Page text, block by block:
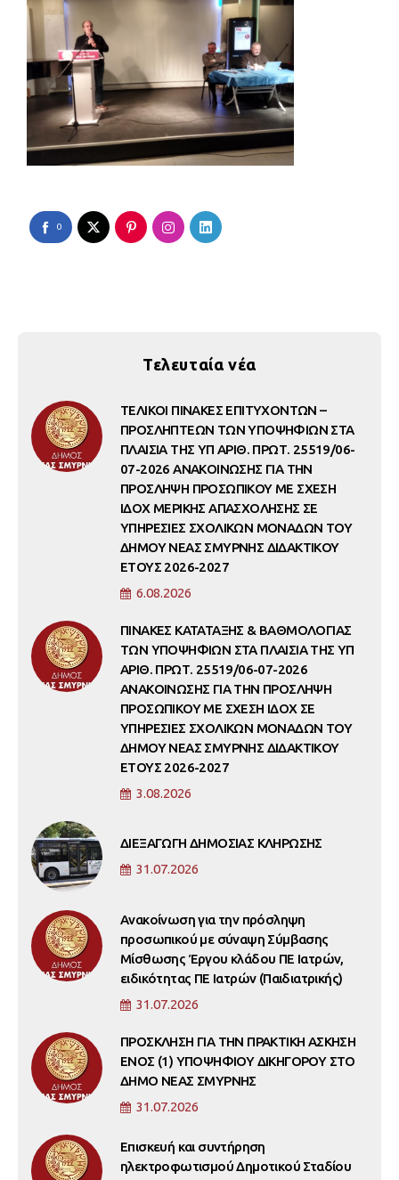
0
Τελευταία νέα
ΤΕΛΙΚΟΙ ΠΙΝΑΚΕΣ ΕΠΙΤΥΧΟΝΤΩΝ –
ΠΡΟΣΛΗΠΤΕΩΝ ΤΩΝ ΥΠΟΨΗΦΙΩΝ ΣΤΑ
ΠΛΑΙΣΙΑ ΤΗΣ ΥΠ ΑΡΙΘ. ΠΡΩΤ. 25519/06-
07-2026 ΑΝΑΚΟΙΝΩΣΗΣ ΓΙΑ ΤΗΝ
ΠΡΟΣΛΗΨΗ ΠΡΟΣΩΠΙΚΟΥ ΜΕ ΣΧΕΣΗ
ΙΔΟΧ ΜΕΡΙΚΗΣ ΑΠΑΣΧΟΛΗΣΗΣ ΣΕ
ΥΠΗΡΕΣΙΕΣ ΣΧΟΛΙΚΩΝ ΜΟΝΑΔΩΝ ΤΟΥ
ΔΗΜΟΥ ΝΕΑΣ ΣΜΥΡΝΗΣ ΔΙΔΑΚΤΙΚΟΥ
ΕΤΟΥΣ 2026-2027
6.08.2026
ΠΙΝΑΚΕΣ ΚΑΤΑΤΑΞΗΣ & ΒΑΘΜΟΛΟΓΙΑΣ
ΤΩΝ ΥΠΟΨΗΦΙΩΝ ΣΤΑ ΠΛΑΙΣΙΑ ΤΗΣ ΥΠ
ΑΡΙΘ. ΠΡΩΤ. 25519/06-07-2026
ΑΝΑΚΟΙΝΩΣΗΣ ΓΙΑ ΤΗΝ ΠΡΟΣΛΗΨΗ
ΠΡΟΣΩΠΙΚΟΥ ΜΕ ΣΧΕΣΗ ΙΔΟΧ ΣΕ
ΥΠΗΡΕΣΙΕΣ ΣΧΟΛΙΚΩΝ ΜΟΝΑΔΩΝ ΤΟΥ
ΔΗΜΟΥ ΝΕΑΣ ΣΜΥΡΝΗΣ ΔΙΔΑΚΤΙΚΟΥ
ΕΤΟΥΣ 2026-2027
3.08.2026
ΔΙΕΞΑΓΩΓΗ ΔΗΜΟΣΙΑΣ ΚΛΗΡΩΣΗΣ
31.07.2026
Ανακοίνωση για την πρόσληψη
προσωπικού με σύναψη Σύμβασης
Μίσθωσης Έργου κλάδου ΠΕ Ιατρών,
ειδικότητας ΠΕ Ιατρών (Παιδιατρικής)
31.07.2026
ΠΡΟΣΚΛΗΣΗ ΓΙΑ ΤΗΝ ΠΡΑΚΤΙΚΗ ΑΣΚΗΣΗ
ΕΝΟΣ (1) ΥΠΟΨΗΦΙΟΥ ΔΙΚΗΓΟΡΟΥ ΣΤΟ
ΔΗΜΟ ΝΕΑΣ ΣΜΥΡΝΗΣ
31.07.2026
Επισκευή και συντήρηση
ηλεκτροφωτισμού Δημοτικού Σταδίου